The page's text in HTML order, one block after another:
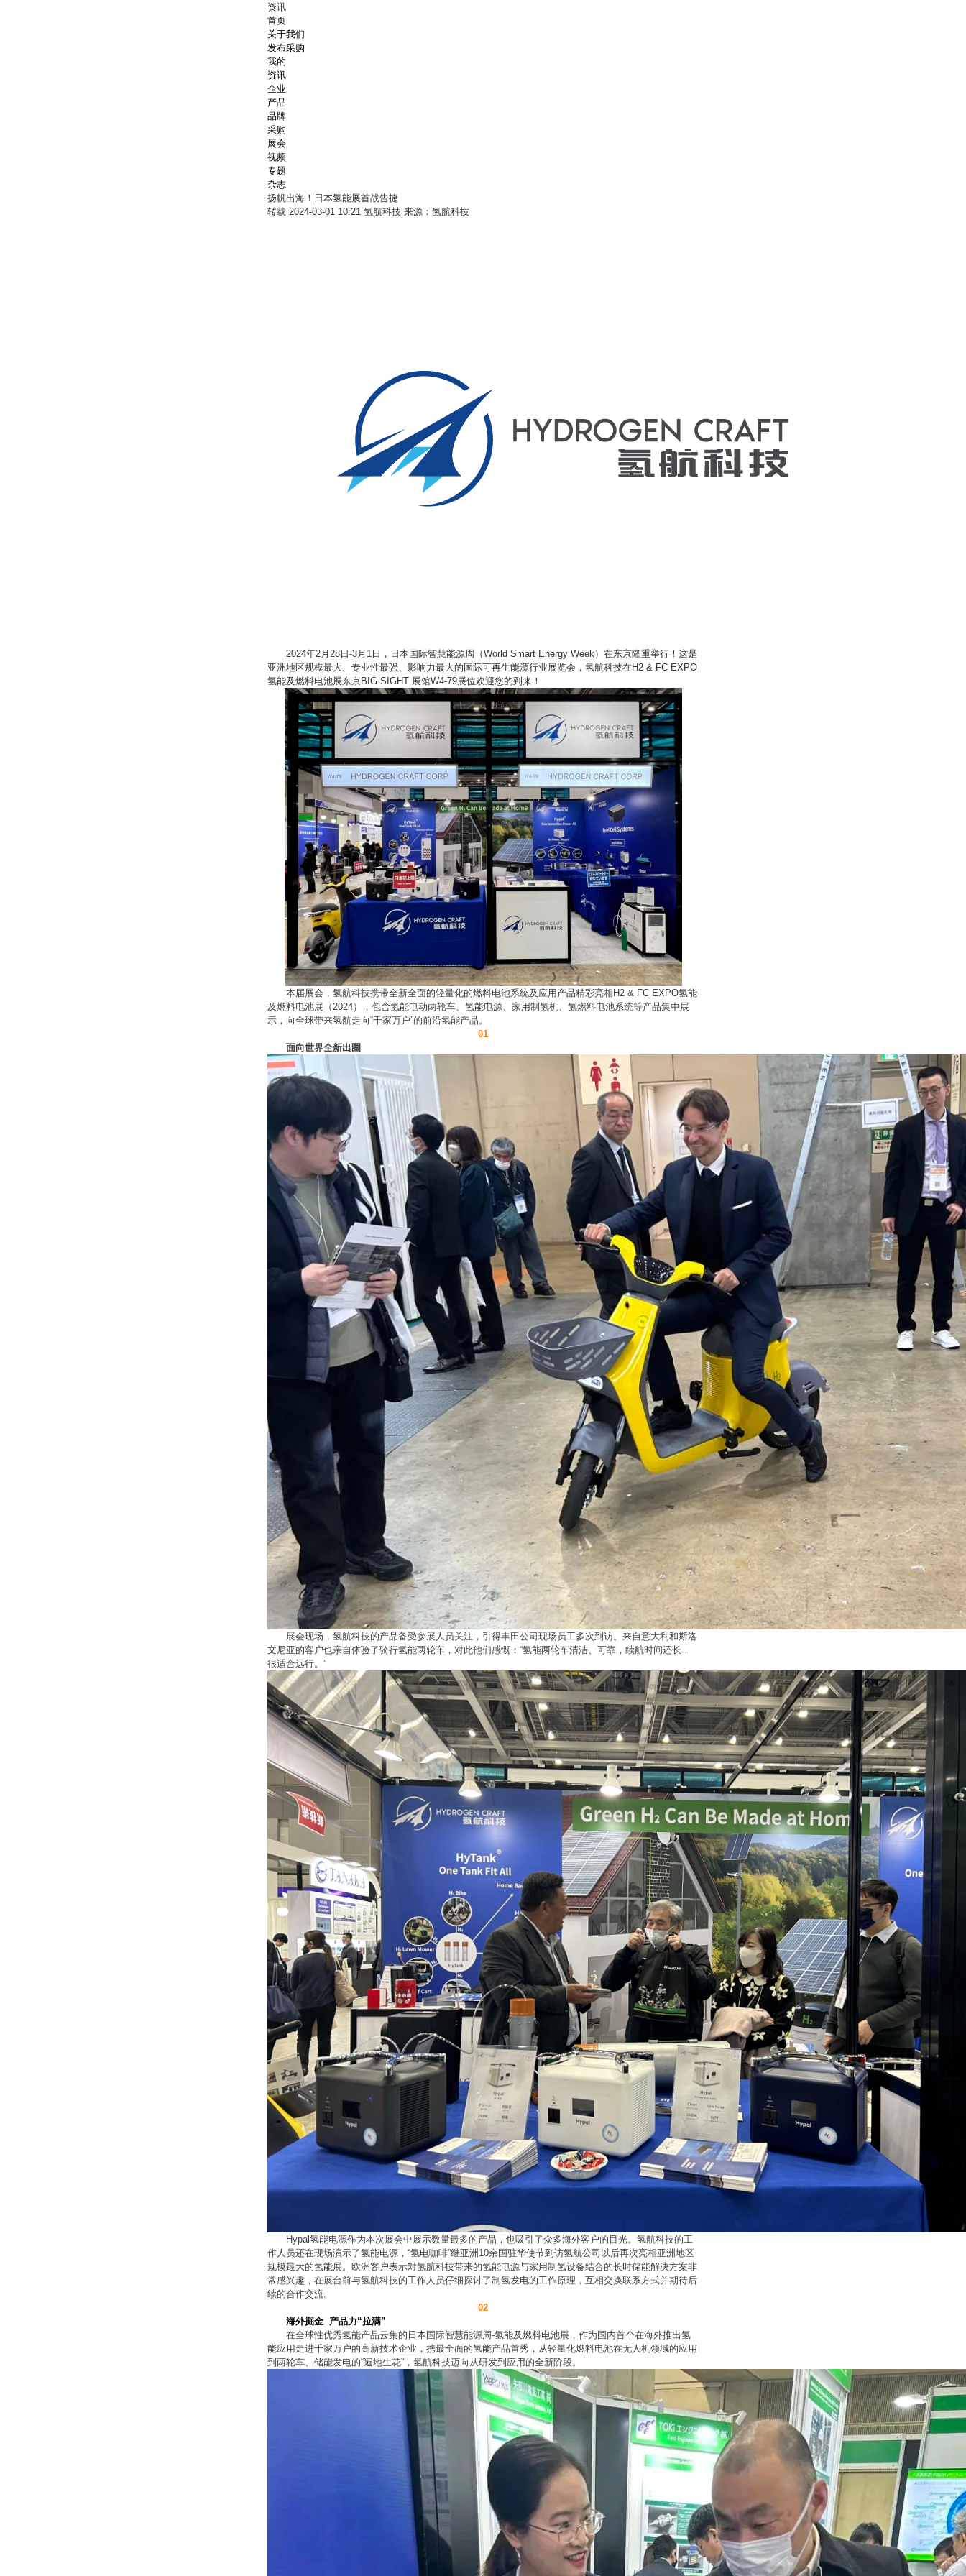
资讯
首页
关于我们
发布采购
我的
资讯
企业
产品
品牌
采购
展会
视频
专题
杂志
扬帆出海！日本氢能展首战告捷
转载 2024-03-01 10:21 氢航科技 来源：氢航科技
2024年2月28日-3月1日，日本国际智慧能源周 （World Smart Energy Week）在东京隆重举行！这是
亚洲地区规模最大、专业性最强、影响力最大的国际可再生能源行业展览会， 氢航科技在H2 & FC EXPO
氢能及燃料电池展东京BIG SIGHT 展馆W4-79展位欢迎您的到来！
本届展会，氢航科技携带全新全面的轻量化的燃料电池系统及应用产品精彩亮相H2 & FC EXPO氢能
及燃料电池展（2024），包含氢能电动两轮车、氢能电源、家用制氢机、 氢燃料电池系统等产品集中展
示，向全球带来氢航走向“千家万户”的前沿氢能产品。
01
面向世界全新出圈
展会现场，氢航科技的产品备受参展人员关注，引得丰田公司现场员工多次到访。来自意大利和斯洛
文尼亚的客户也亲自体验了骑行氢能两轮车，对此他们感慨：“氢能两轮车清洁、可靠，续航时间还长，
很适合远行。”
Hypal氢能电源作为本次展会中展示数量最多的产品，也吸引了众多海外客户的目光。氢航科技的工
作人员还在现场演示了氢能电源，“氢电咖啡”继亚洲10余国驻华使节到访氢航公司以后再次亮相亚洲地区
规模最大的氢能展。 欧洲客户表示对氢航科技带来的氢能电源与家用制氢设备结合的长时储能解决方案非
常感兴趣，在展台前与氢航科技的工作人员仔细探讨了制氢发电的工作原理，互相交换联系方式并期待后
续的合作交流。
02
海外掘金 产品力“拉满”
在全球性优秀氢能产品云集的日本国际智慧能源周-氢能及燃料电池展，作为国内首个在海外推出氢
能应用走进千家万户的高新技术企业，携最全面的氢能产品首秀，从轻量化燃料电池在无人机领域的应用
到两轮车、储能发电的“遍地生花”，氢航科技迈向从研发到应用的全新阶段。